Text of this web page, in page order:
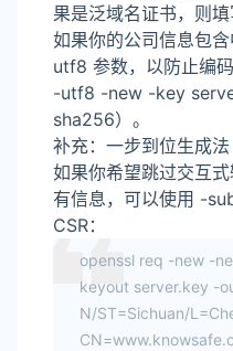
果是泛域名证书，则
如果你的公司信息包
utf8 参数，以防止编
-utf8 -new -key
sha256）。
补充：一步到位生成法
如果你希望跳过交互
有信息，可以使用 -
CSR：
openssl req -new -
keyout server.key -
N/ST=Sichuan/